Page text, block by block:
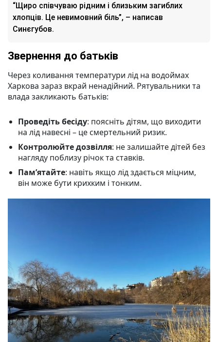
“Щиро співчуваю рідним і близьким загиблих
хлопців. Це невимовний біль”, – написав
Синєгубов.
Звернення до батьків
Через коливання температури лід на водоймах
Харкова зараз вкрай ненадійний. Рятувальники та
влада закликають батьків:
Проведіть бесіду: поясніть дітям, що виходити
на лід навесні – це смертельний ризик.
Контролюйте дозвілля: не залишайте дітей без
нагляду поблизу річок та ставків.
Пам’ятайте: навіть якщо лід здається міцним,
він може бути крихким і тонким.